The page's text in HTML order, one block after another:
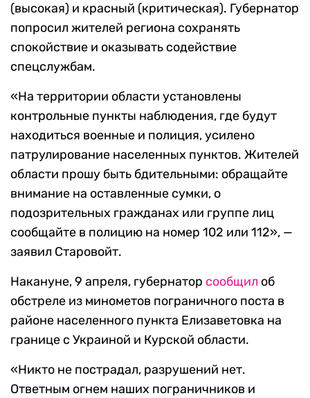
(высокая) и красный (критическая). Губернатор
попросил жителей региона сохранять
спокойствие и оказывать содействие
спецслужбам.
«На территории области установлены
контрольные пункты наблюдения, где будут
находиться военные и полиция, усилено
патрулирование населенных пунктов. Жителей
области прошу быть бдительными: обращайте
внимание на оставленные сумки, о
подозрительных гражданах или группе лиц
сообщайте в полицию на номер 102 или 112», —
заявил Старовойт.
Накануне, 9 апреля, губернатор сообщил об
обстреле из минометов пограничного поста в
районе населенного пункта Елизаветовка на
границе с Украиной и Курской области.
«Никто не пострадал, разрушений нет.
Ответным огнем наших пограничников и